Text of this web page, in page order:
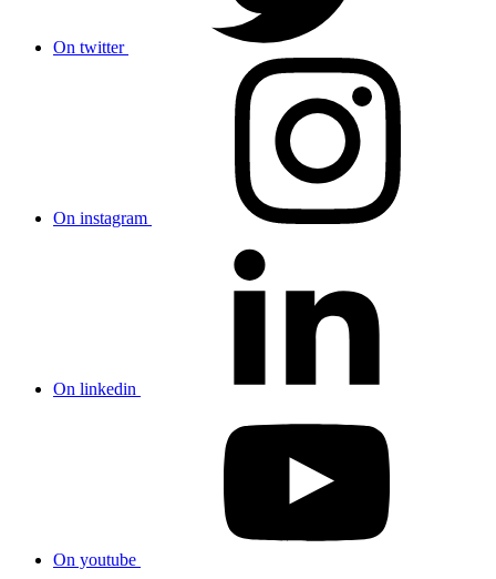
On twitter
On instagram
On linkedin
On youtube